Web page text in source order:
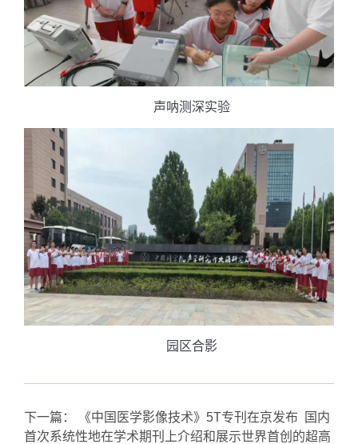
声呐测深实验
园区合影
下一篇：
《中国医学影像技术》5T专刊在京发布 国内
首次系统性地在学术期刊上介绍和展示世界首创的超高